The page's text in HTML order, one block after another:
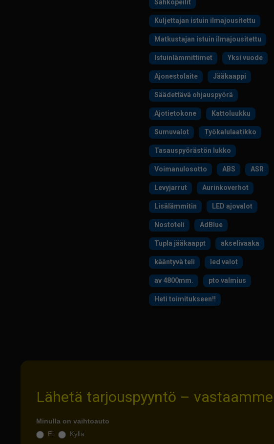
Sähköpeilit
Kuljettajan istuin ilmajousitettu
Matkustajan istuin ilmajousitettu
Istuinlämmittimet Yksi vuode
Ajonestolaite Jääkaappi
Säädettävä ohjauspyörä
Ajotietokone Kattoluukku
Sumuvalot Työkalulaatikko
Tasauspyörästön lukko
Voimanulosotto ABS ASR
Levyjarrut Aurinkoverhot
Lisälämmitin LED ajovalot
Nostoteli AdBlue
Tupla jääkaappt akselivaaka
kääntyvä teli led valot
av 4800mm. pto valmius
Heti toimitukseen!!
Lähetä tarjouspyyntö –
Minulla on vaihtoauto
Ei Kyllä